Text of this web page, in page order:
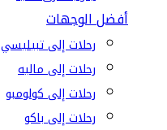
أفضل الوجهات
رحلات إلى تبيليسي
رحلات إلى ماليه
رحلات إلى كولومبو
رحلات إلى باكو